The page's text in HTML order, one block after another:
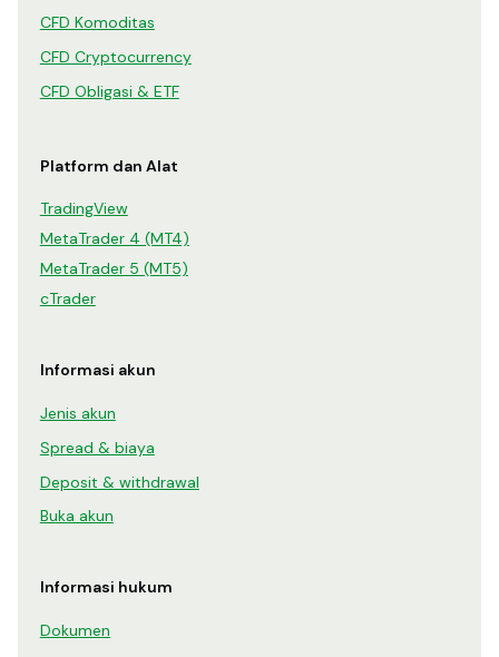
CFD Komoditas
CFD Cryptocurrency
CFD Obligasi & ETF
Platform dan Alat
TradingView
MetaTrader 4 (MT4)
MetaTrader 5 (MT5)
cTrader
Informasi akun
Jenis akun
Spread & biaya
Deposit & withdrawal
Buka akun
Informasi hukum
Dokumen